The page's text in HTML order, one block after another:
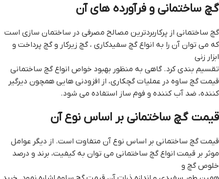
گچ ساختمانی و فرآورده های آن
گچ ساختمانی از پرکاربردترین مصالح مصرفی در ساختمان سازی است
که می توان آن را به انواع گچ سفیدکاری ، گچ زیرکار و گچ پرداخت و
ابزار زنی
تقسیم بندی کرد. گاهی به منظور بهبود خواص انواع گچ ساختمانی
قيمت گچ ساوه در عملیات گچكاری، از افزودنی هایی همچون دیرگیر
کننده، ضد آب کننده و فوم ساز استفاده می شود.
قیمت گچ ساختمانی بر اساس نوع آن
قیمت گچ ساختمانی بر اساس نوع آن متفاوت است. از دیگر عوامل
موثر بر قیمت انواع گچ ساختمانی می توان به کیفیت، برند و درصد
خلوص گچ و